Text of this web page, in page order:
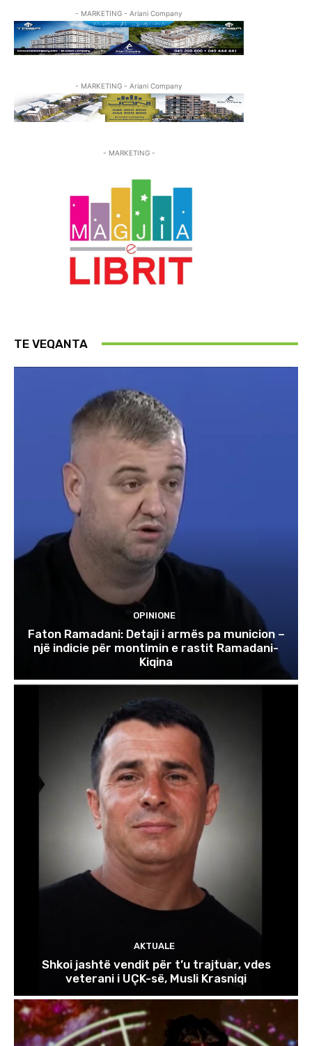
- MARKETING - Ariani Company
- MARKETING - Ariani Company
- MARKETING -
TE VEQANTA
OPINIONE
Faton Ramadani: Detaji i armës pa municion –
një indicie për montimin e rastit Ramadani-
Kiqina
AKTUALE
Shkoi jashtë vendit për t’u trajtuar, vdes
veterani i UÇK-së, Musli Krasniqi